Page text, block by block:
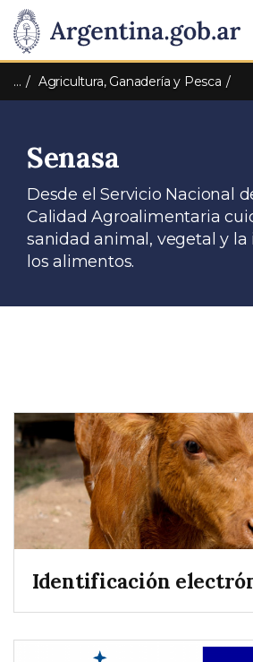
Presidencia
de
Nación
Pasar al contenido principal
… Agricultura, Ganadería y Pesca
Senasa
Desde el Servicio Nacional
Calidad Agroalimentaria
sanidad animal, vegetal y
los alimentos.
Identificación